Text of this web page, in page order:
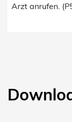
Arzt anrufen.